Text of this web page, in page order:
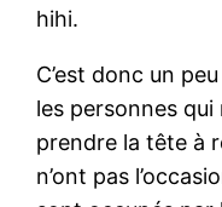
hihi.
C’est donc un
les personnes qui
prendre la tête à
n’ont pas